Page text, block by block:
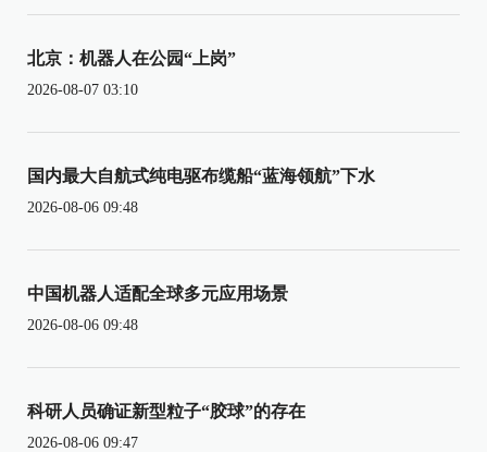
北京：机器人在公园“上岗”
2026-08-07 03:10
国内最大自航式纯电驱布缆船“蓝海领航”下水
2026-08-06 09:48
中国机器人适配全球多元应用场景
2026-08-06 09:48
科研人员确证新型粒子“胶球”的存在
2026-08-06 09:47